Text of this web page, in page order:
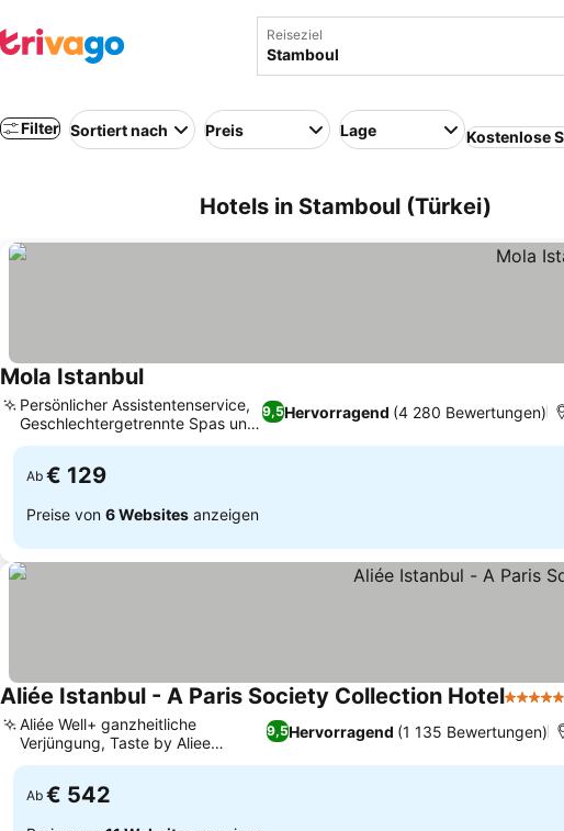
Reiseziel
Filter Sortiert nach Preis Lage Kostenlose
Hotels in Stamboul (Türkei)
Mola Istanbul
9,5Hervorragend (4 280 Bewertungen)
Persönlicher Assistentenservice,
Geschlechtergetrennte Spas und
Pools
Ab € 129
Preise von 6 Websites anzeigen
Aliée Istanbul - A Paris Society Collection Hotel5 Sterne
9,5Hervorragend (1 135 Bewertungen)
Aliée Well+ ganzheitliche
Verjüngung, Taste by Aliee
Gourmet-Restaurant
Ab € 542